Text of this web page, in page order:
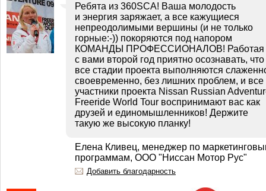
Ребята из 360SCA! Ваша молодость
и энергия заряжает, а все кажущиеся
непреодолимыми вершины (и не только
горные:-)) покоряются под напором
КОМАНДЫ ПРОФЕССИОНАЛОВ! Работая
с вами второй год приятно осознавать, что
все стадии проекта выполняются
своевременно, без лишних проблем, и все
участники проекта Nissan Russian
Freeride World Tour воспринимают вас как
друзей и единомышленников! Держите
такую же высокую планку!
Елена Кливец, менеджер по
программам, ООО "Ниссан Мотор Рус"
Добавить благодарность